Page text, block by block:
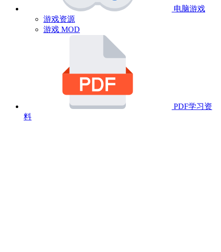
电脑游戏
游戏资源
游戏 MOD
PDF学习资
料